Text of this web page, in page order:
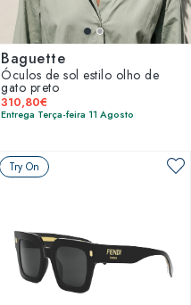
Baguette
Óculos de sol estilo olho de
gato preto
310,80€
Entrega Terça-feira 11 Agosto
Try On